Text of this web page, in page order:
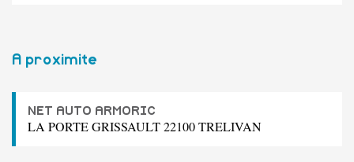
A proximite
NET AUTO ARMORIC
LA PORTE GRISSAULT 22100 TRELIVAN